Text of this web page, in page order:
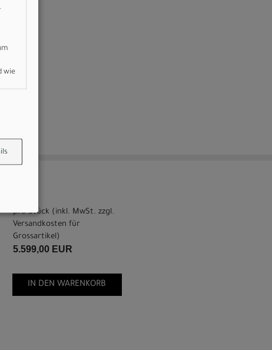
pro Stück (inkl. MwSt. zzgl.
Versandkosten für
Grossartikel )
5.599,00 EUR
IN DEN WARENKORB
.
wie